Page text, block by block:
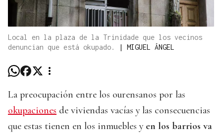
Local en la plaza de la Trinidade que los vecinos
denuncian que está okupado.
| MIGUEL ÁNGEL
La preocupación entre los ourensanos por las
okupaciones de viviendas vacías y las consecuencias
que estas tienen en los inmuebles y en los barrios va